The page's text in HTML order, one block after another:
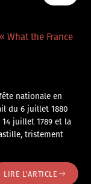
What the France
nationale en
du 6 juillet 1880
juillet 1789 et la
tristement
LIRE L'ARTICLE